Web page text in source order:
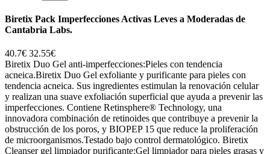
Biretix Pack Imperfecciones Activas Leves a Moderadas de
Cantabria Labs.
40.7€ 32.55€
Biretix Duo Gel anti-imperfecciones:Pieles con tendencia
acneica.Biretix Duo Gel exfoliante y purificante para pieles con
tendencia acneica. Sus ingredientes estimulan la renovación celular
y realizan una suave exfoliación superficial que ayuda a prevenir las
imperfecciones. Contiene Retinsphere® Technology, una
innovadora combinación de retinoides que contribuye a prevenir la
obstrucción de los poros, y BIOPEP 15 que reduce la proliferación
de microorganismos.Testado bajo control dermatológico. Biretix
Cleanser gel limpiador purificante:Gel limpiador para pieles grasas y